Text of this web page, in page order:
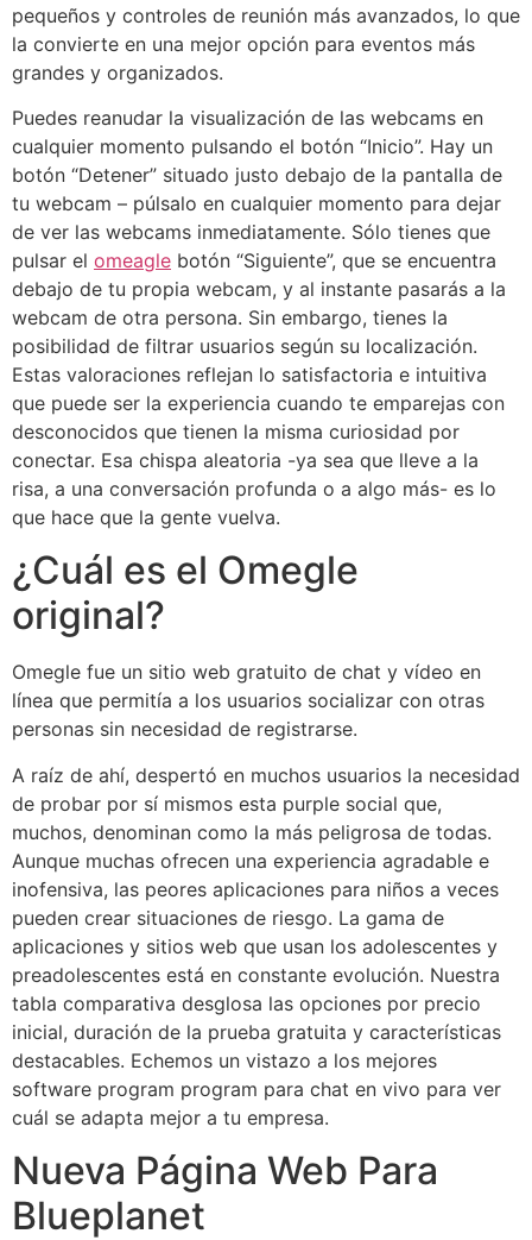
pequeños y controles de reunión más avanzados, lo que
la convierte en una mejor opción para eventos más
grandes y organizados.
Puedes reanudar la visualización de las webcams en
cualquier momento pulsando el botón “Inicio”. Hay un
botón “Detener” situado justo debajo de la pantalla de
tu webcam – púlsalo en cualquier momento para dejar
de ver las webcams inmediatamente. Sólo tienes que
pulsar el omeagle botón “Siguiente”, que se encuentra
debajo de tu propia webcam, y al instante pasarás a la
webcam de otra persona. Sin embargo, tienes la
posibilidad de filtrar usuarios según su localización.
Estas valoraciones reflejan lo satisfactoria e intuitiva
que puede ser la experiencia cuando te emparejas con
desconocidos que tienen la misma curiosidad por
conectar. Esa chispa aleatoria -ya sea que lleve a la
risa, a una conversación profunda o a algo más- es lo
que hace que la gente vuelva.
¿Cuál es el Omegle
original?
Omegle fue un sitio web gratuito de chat y vídeo en
línea que permitía a los usuarios socializar con otras
personas sin necesidad de registrarse.
A raíz de ahí, despertó en muchos usuarios la necesidad
de probar por sí mismos esta purple social que,
muchos, denominan como la más peligrosa de todas.
Aunque muchas ofrecen una experiencia agradable e
inofensiva, las peores aplicaciones para niños a veces
pueden crear situaciones de riesgo. La gama de
aplicaciones y sitios web que usan los adolescentes y
preadolescentes está en constante evolución. Nuestra
tabla comparativa desglosa las opciones por precio
inicial, duración de la prueba gratuita y características
destacables. Echemos un vistazo a los mejores
software program program para chat en vivo para ver
cuál se adapta mejor a tu empresa.
Nueva Página Web Para
Blueplanet